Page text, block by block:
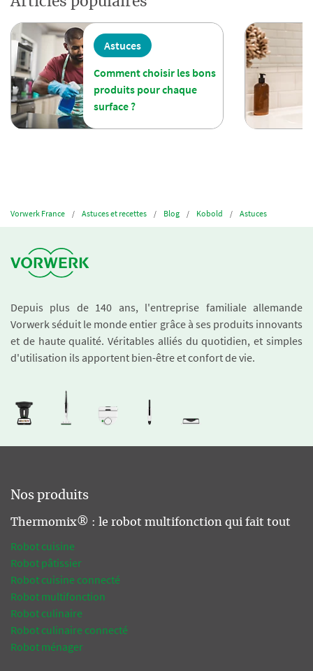
Astuces
Comment choisir les bons
produits pour chaque
surface ?
Vorwerk France Astuces et recettes Blog Kobold Astuces
Depuis plus de 140 ans, l'entreprise familiale allemande
Vorwerk séduit le monde entier grâce à ses produits innovants
et de haute qualité. Véritables alliés du quotidien, et simples
d'utilisation ils apportent bien-être et confort de vie.
Nos produits
Thermomix® : le robot multifonction qui fait tout
Robot cuisine
Robot pâtissier
Robot cuisine connecté
Robot multifonction
Robot culinaire
Robot culinaire connecté
Robot ménager